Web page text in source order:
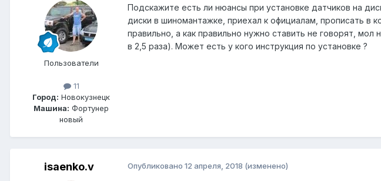
Пользователи
11
Город: Новокузнецк
Машина: Фортунер
новый
Подскажите есть ли нюансы при установке датчиков на
диски в шиномантажке, приехал к официалам, прописать в
правильно, а как правильно нужно ставить не говорят,
в 2,5 раза). Может есть у кого инструкция по установке ?
isaenko.v Опубликовано 12 апреля, 2018 (изменено)